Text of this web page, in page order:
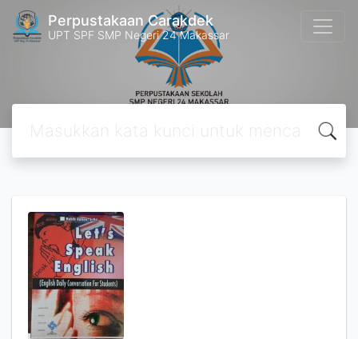
Perpustakaan Carakdek
UPT SPF SMP Negeri 24 Makassar